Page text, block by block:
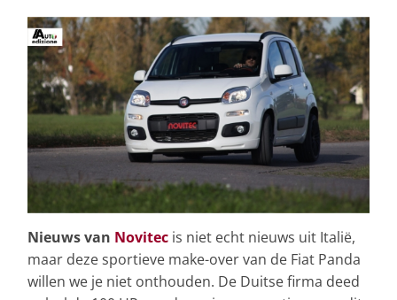
Nieuws van Novitec is niet echt nieuws uit Italië,
maar deze sportieve make-over van de Fiat Panda
willen we je niet onthouden. De Duitse firma deed